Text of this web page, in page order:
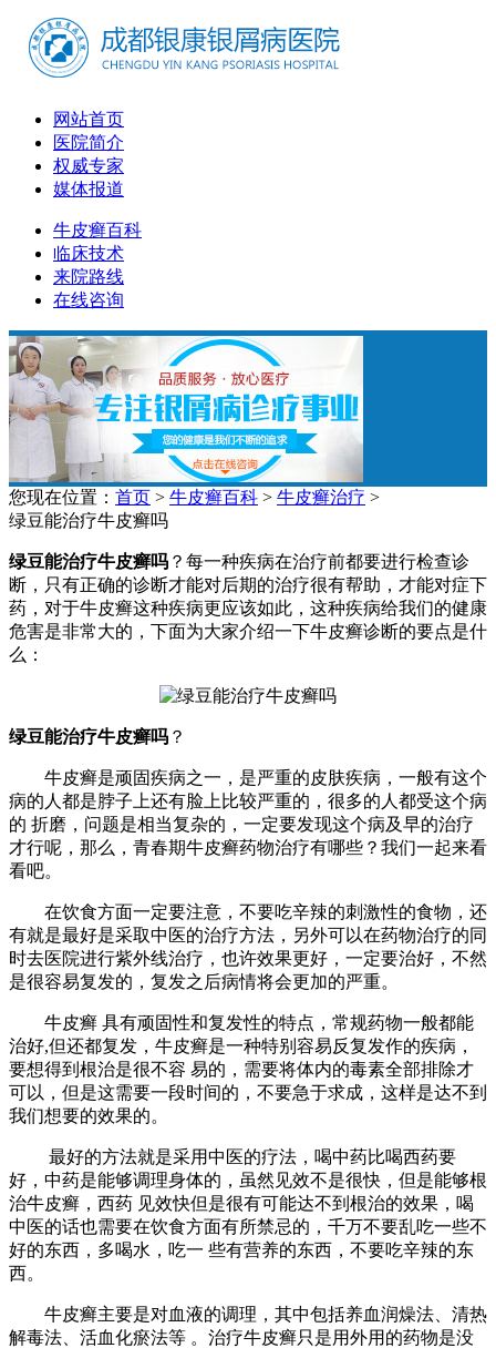
网站首页
医院简介
权威专家
媒体报道
牛皮癣百科
临床技术
来院路线
在线咨询
您现在位置： 首页 > 牛皮癣百科 > 牛皮癣治疗 >
绿豆能治疗牛皮癣吗
绿豆能治疗牛皮癣吗 ？每一种疾病在治疗前都要进行检查诊
断，只有正确的诊断才能对后期的治疗很有帮助，才能对症下
药，对于牛皮癣这种疾病更应该如此，这种疾病给我们的健康
危害是非常大的，下面为大家介绍一下牛皮癣诊断的要点是什
么：
绿豆能治疗牛皮癣吗 ？
牛皮癣是顽固疾病之一，是严重的皮肤疾病，一般有这个
病的人都是脖子上还有脸上比较严重的，很多的人都受这个病
的 折磨，问题是相当复杂的，一定要发现这个病及早的治疗
才行呢，那么，青春期牛皮癣药物治疗有哪些？我们一起来看
看吧。
在饮食方面一定要注意，不要吃辛辣的刺激性的食物，还
有就是最好是采取中医的治疗方法，另外可以在药物治疗的同
时去医院进行紫外线治疗，也许效果更好，一定要治好，不然
是很容易复发的，复发之后病情将会更加的严重。
牛皮癣 具有顽固性和复发性的特点，常规药物一般都能
治好,但还都复发，牛皮癣是一种特别容易反复发作的疾病，
要想得到根治是很不容 易的，需要将体内的毒素全部排除才
可以，但是这需要一段时间的，不要急于求成，这样是达不到
我们想要的效果的。
最好的方法就是采用中医的疗法，喝中药比喝西药要
好，中药是能够调理身体的，虽然见效不是很快，但是能够根
治牛皮癣，西药 见效快但是很有可能达不到根治的效果，喝
中医的话也需要在饮食方面有所禁忌的，千万不要乱吃一些不
好的东西，多喝水，吃一 些有营养的东西，不要吃辛辣的东
西。
牛皮癣主要是对血液的调理，其中包括养血润燥法、清热
解毒法、活血化瘀法等 。治疗牛皮癣只是用外用的药物是没